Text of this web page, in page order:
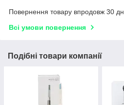
Повернення товару впродовж 30
Всі умови повернення
Подібні товари компанії